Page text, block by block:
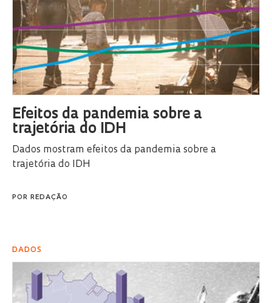
Efeitos da pandemia sobre a
trajetória do IDH
Dados mostram efeitos da pandemia sobre a
trajetória do IDH
POR REDAÇÃO
DADOS